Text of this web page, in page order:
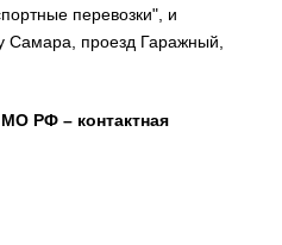
перевозки", и
Самара, проезд Гаражный,
РФ – контактная